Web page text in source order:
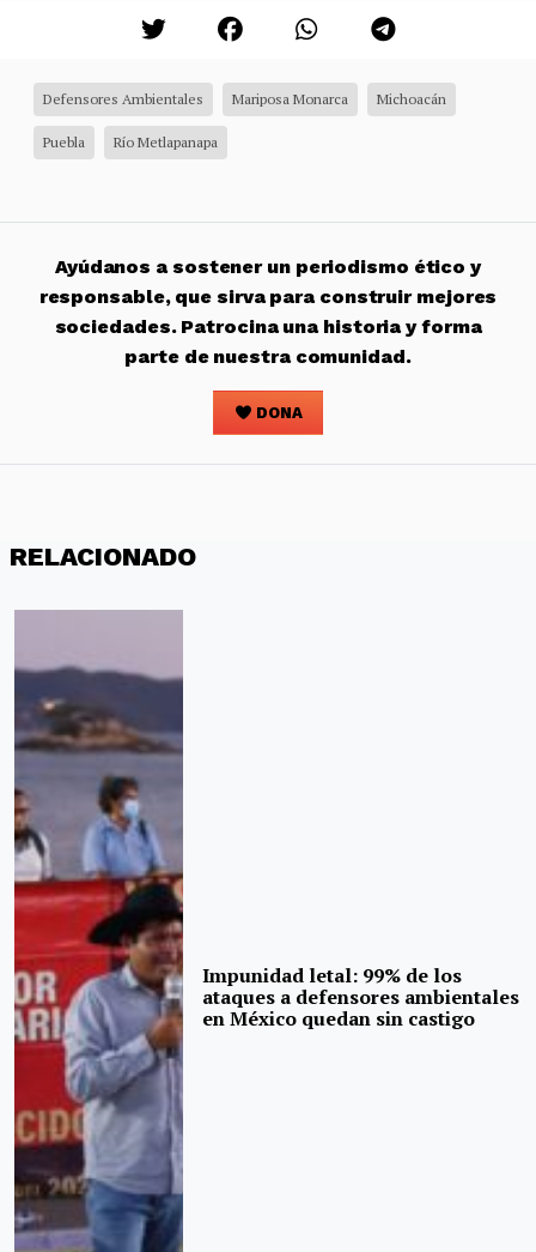
Defensores Ambientales Mariposa Monarca Michoacán
Puebla Río Metlapanapa
Ayúdanos a sostener un periodismo ético y
responsable, que sirva para construir mejores
sociedades. Patrocina una historia y forma
parte de nuestra comunidad.
DONA
RELACIONADO
Impunidad letal: 99% de los
ataques a defensores ambientales
en México quedan sin castigo